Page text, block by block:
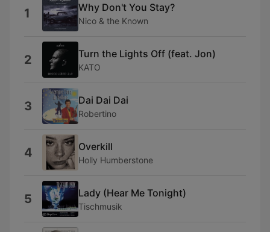
1 Why Don't You Stay?
Nico & the Known
2 Turn the Lights Off (feat. Jon)
KATO
3 Dai Dai Dai
Robertino
4 Overkill
Holly Humberstone
5 Lady (Hear Me Tonight)
Tischmusik